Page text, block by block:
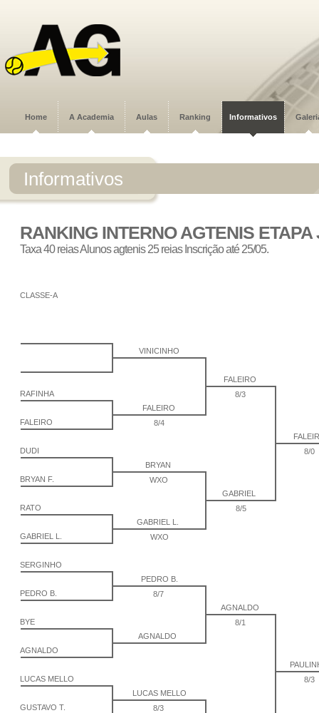
Home A Academia Aulas Ranking Informativos
Informativos
RANKING INTERNO AGTENIS ETAPA
Taxa 40 reias Alunos agtenis 25 reias Inscrição até 25/05.
CLASSE-A
VINICINHO
FALEIRO
RAFINHA
8/3
FALEIRO
FALEIRO
8/4
DUDI
8/0
BRYAN
BRYAN F.
WXO
GABRIEL
RATO
8/5
GABRIEL L.
GABRIEL L.
WXO
SERGINHO
PEDRO B.
PEDRO B.
8/7
AGNALDO
BYE
8/1
AGNALDO
AGNALDO
LUCAS MELLO
8/3
LUCAS MELLO
GUSTAVO T.
8/3